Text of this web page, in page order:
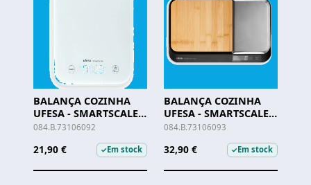
BALANÇA COZINHA
UFESA - SMARTSCALE -
73106092
084.B.73106092
21,90 € ✓Em stock
BALANÇA COZINHA
UFESA - SMARTSCALE
CHOP- 73106093
084.B.73106093
32,90 € ✓Em stock